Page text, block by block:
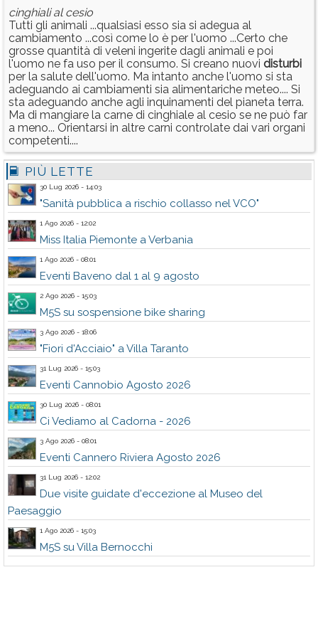
cinghiali al cesio
Tutti gli animali ...qualsiasi esso sia si adegua al
cambiamento ...così come lo è per l'uomo ...Certo che
grosse quantità di veleni ingerite dagli animali e poi
l'uomo ne fa uso per il consumo. Si creano nuovi disturbi
per la salute dell'uomo. Ma intanto anche l'uomo si sta
adeguando ai cambiamenti sia alimentariche meteo.... Si
sta adeguando anche agli inquinamenti del pianeta terra.
Ma di mangiare la carne di cinghiale al cesio se ne può far
a meno... Orientarsi in altre carni controlate dai vari organi
competenti....
PIÙ LETTE
30 Lug 2026 - 14:03
"Sanità pubblica a rischio collasso nel VCO"
1 Ago 2026 - 12:02
Miss Italia Piemonte a Verbania
1 Ago 2026 - 08:01
Eventi Baveno dal 1 al 9 agosto
2 Ago 2026 - 15:03
M5S su sospensione bike sharing
3 Ago 2026 - 18:06
"Fiori d'Acciaio" a Villa Taranto
31 Lug 2026 - 15:03
Eventi Cannobio Agosto 2026
30 Lug 2026 - 08:01
Ci Vediamo al Cadorna - 2026
3 Ago 2026 - 08:01
Eventi Cannero Riviera Agosto 2026
31 Lug 2026 - 12:02
Due visite guidate d'eccezione al Museo del
Paesaggio
1 Ago 2026 - 15:03
M5S su Villa Bernocchi